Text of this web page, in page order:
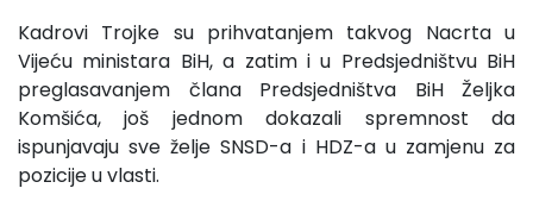
Kadrovi Trojke su prihvatanjem takvog Nacrta u
Vijeću ministara BiH, a zatim i u Predsjedništvu BiH
preglasavanjem člana Predsjedništva BiH Željka
Komšića, još jednom dokazali spremnost da
ispunjavaju sve želje SNSD-a i HDZ-a u zamjenu za
pozicije u vlasti.